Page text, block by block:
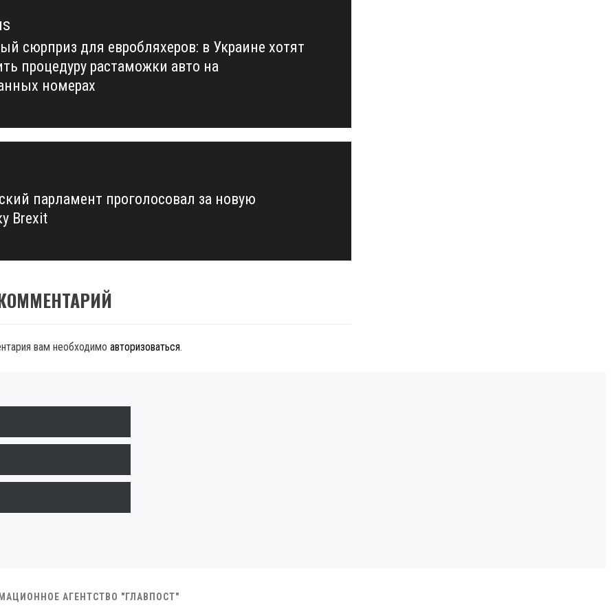
сюрприз для евробляхеров: в Украине хотят
процедуру растаможки авто на
номерах
парламент проголосовал за новую
Brexit
вам необходимо авторизоваться.
АГЕНТСТВО "ГЛАВПОСТ"